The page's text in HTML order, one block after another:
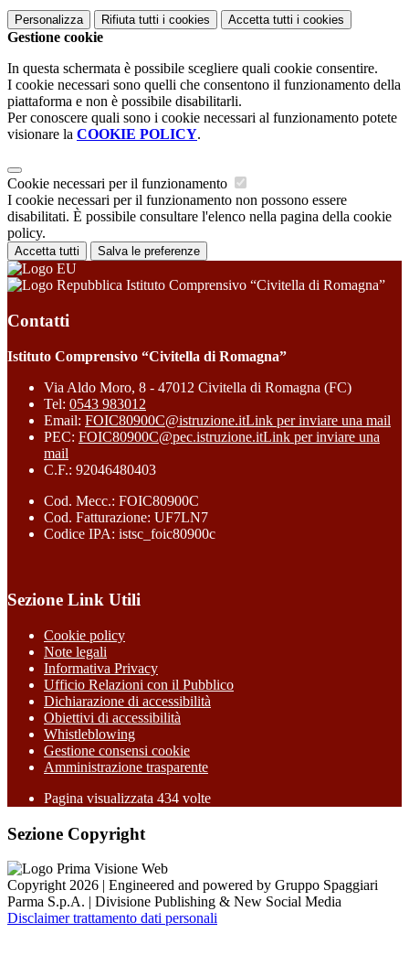
Personalizza Rifiuta tutti i cookies Accetta tutti i cookies
Gestione cookie
In questa schermata è possibile scegliere quali cookie consentire.
I cookie necessari sono quelli che consentono il funzionamento della
piattaforma e non è possibile disabilitarli.
Per conoscere quali sono i cookie necessari al funzionamento potete
visionare la COOKIE POLICY.
Cookie necessari per il funzionamento
I cookie necessari per il funzionamento non possono essere
disabilitati. È possibile consultare l'elenco nella pagina della cookie
policy.
Accetta tutti Salva le preferenze
Istituto Comprensivo “Civitella di Romagna”
Contatti
Istituto Comprensivo “Civitella di Romagna”
Via Aldo Moro, 8 - 47012 Civitella di Romagna (FC)
Tel: 0543 983012
Email: FOIC80900C@istruzione.itLink per inviare una mail
PEC: FOIC80900C@pec.istruzione.itLink per inviare una
mail
C.F.: 92046480403
Cod. Mecc.: FOIC80900C
Cod. Fatturazione: UF7LN7
Codice IPA: istsc_foic80900c
Sezione Link Utili
Cookie policy
Note legali
Informativa Privacy
Ufficio Relazioni con il Pubblico
Dichiarazione di accessibilità
Obiettivi di accessibilità
Whistleblowing
Gestione consensi cookie
Amministrazione trasparente
Pagina visualizzata 434 volte
Sezione Copyright
Copyright 2026 | Engineered and powered by Gruppo Spaggiari
Parma S.p.A. | Divisione Publishing & New Social Media
Disclaimer trattamento dati personali